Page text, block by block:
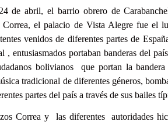
de abril, el barrio obrero de
Correa, el palacio de Vista Alegre fue el
venidos de diferentes partes de
, entusiasmados portaban banderas del
bolivianos que portan la
tradicional de diferentes géneros,
partes del país a través de sus bailes
Correa y las diferentes autoridades